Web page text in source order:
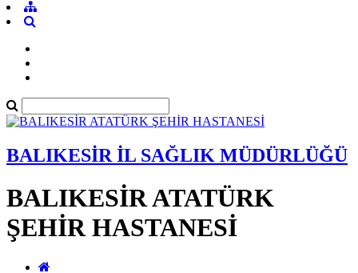
BALIKESİR İL SAĞLIK MÜDÜRLÜĞÜ
BALIKESİR ATATÜRK
ŞEHİR HASTANESİ